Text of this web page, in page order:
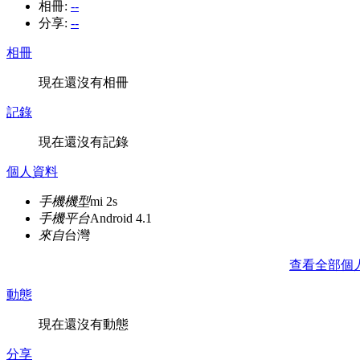
相冊: --
分享: --
相冊
現在還沒有相冊
記錄
現在還沒有記錄
個人資料
手機機型mi 2s
手機平台Android 4.1
來自台灣
查看全部個
動態
現在還沒有動態
分享